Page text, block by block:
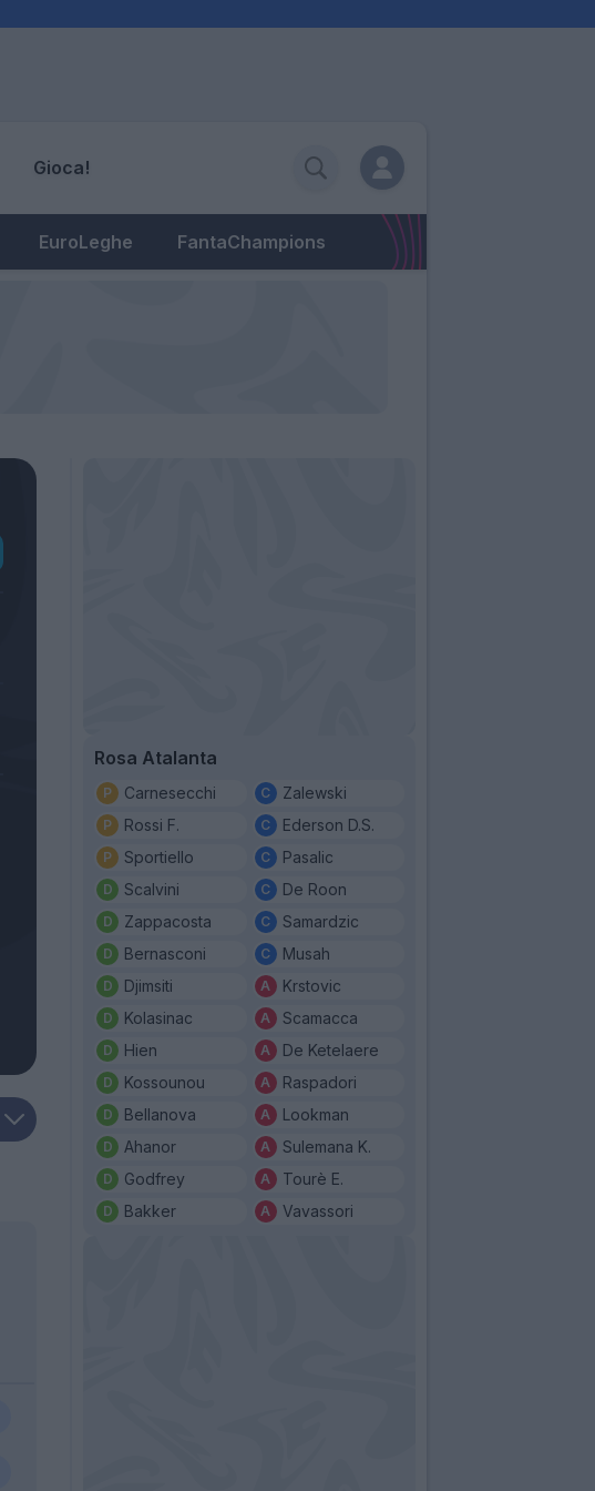
Gioca!
EuroLeghe FantaChampions
Rosa Atalanta
Carnesecchi
Rossi F.
Sportiello
Scalvini
Zappacosta
Bernasconi
Djimsiti
Kolasinac
Hien
Kossounou
Bellanova
Ahanor
Godfrey
Bakker
Zalewski
Ederson D.S.
Pasalic
De Roon
Samardzic
Musah
Krstovic
Scamacca
De Ketelaere
Raspadori
Lookman
Sulemana K.
Tourè E.
Vavassori